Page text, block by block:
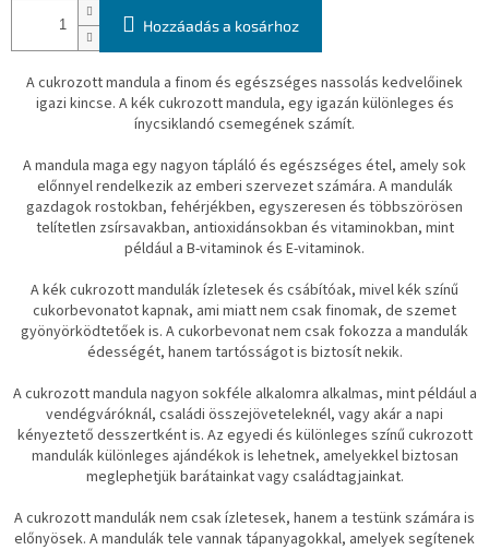
Hozzáadás a kosárhoz
A cukrozott mandula a finom és egészséges nassolás kedvelőinek
igazi kincse. A kék cukrozott mandula, egy igazán különleges és
ínycsiklandó csemegének számít.
A mandula maga egy nagyon tápláló és egészséges étel, amely sok
előnnyel rendelkezik az emberi szervezet számára. A mandulák
gazdagok rostokban, fehérjékben, egyszeresen és többszörösen
telítetlen zsírsavakban, antioxidánsokban és vitaminokban, mint
például a B-vitaminok és E-vitaminok.
A kék cukrozott mandulák ízletesek és csábítóak, mivel kék színű
cukorbevonatot kapnak, ami miatt nem csak finomak, de szemet
gyönyörködtetőek is. A cukorbevonat nem csak fokozza a mandulák
édességét, hanem tartósságot is biztosít nekik.
A cukrozott mandula nagyon sokféle alkalomra alkalmas, mint például a
vendégváróknál, családi összejöveteleknél, vagy akár a napi
kényeztető desszertként is. Az egyedi és különleges színű cukrozott
mandulák különleges ajándékok is lehetnek, amelyekkel biztosan
meglephetjük barátainkat vagy családtagjainkat.
A cukrozott mandulák nem csak ízletesek, hanem a testünk számára is
előnyösek. A mandulák tele vannak tápanyagokkal, amelyek segítenek